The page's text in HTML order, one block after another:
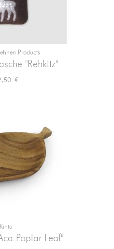
Products
"Rehkitz"
€
Kinta
Poplar Leaf"